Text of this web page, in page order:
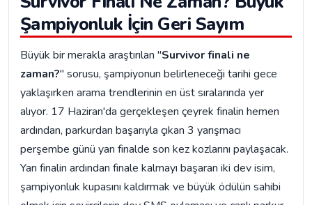
Şampiyonluk İçin Geri Sayım
Büyük bir merakla araştırılan "Survivor finali ne
zaman?" sorusu, şampiyonun belirleneceği tarihi gece
yaklaşırken arama trendlerinin en üst sıralarında yer
alıyor. 17 Haziran'da gerçekleşen çeyrek finalin hemen
ardından, parkurdan başarıyla çıkan 3 yarışmacı
perşembe günü yarı finalde son kez kozlarını paylaşacak.
Yarı finalin ardından finale kalmayı başaran iki dev isim,
şampiyonluk kupasını kaldırmak ve büyük ödülün sahibi